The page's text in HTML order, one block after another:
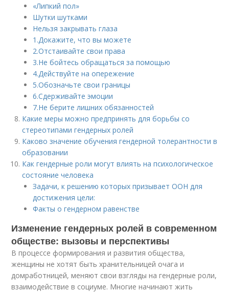
«Липкий пол»
Шутки шутками
Нельзя закрывать глаза
1.Докажите, что вы можете
2.Отстаивайте свои права
3.Не бойтесь обращаться за помощью
4.Действуйте на опережение
5.Обозначьте свои границы
6.Сдерживайте эмоции
7.Не берите лишних обязанностей
Какие меры можно предпринять для борьбы со
стереотипами гендерных ролей
Каково значение обучения гендерной толерантности в
образовании
Как гендерные роли могут влиять на психологическое
состояние человека
Задачи, к решению которых призывает ООН для
достижения цели:
Факты о гендерном равенстве
Изменение гендерных ролей в современном
обществе: вызовы и перспективы
В процессе формирования и развития общества,
женщины не хотят быть хранительницей очага и
домработницей, меняют свои взгляды на гендерные роли,
взаимодействие в социуме. Многие начинают жить